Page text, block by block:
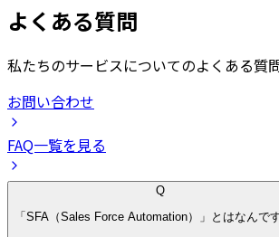
よくある質問
私たちのサービスについてのよくある質
お問い合わせ
FAQ一覧を見る
Q
「SFA（Sales Force Automation）」とはなんで